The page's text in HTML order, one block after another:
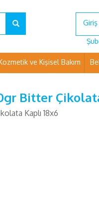
Giriş
ve Kişisel Bakım
Bitter
Kaplı 18x6